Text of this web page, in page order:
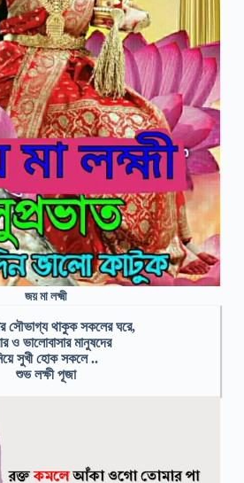
জয় মা লক্ষ্মী
সৌভাগ্য থাকুক সকলের ঘরে,
ও ভালোবাসার মানুষদের
সুখী হোক সকলে ..
শুভ লক্ষী পূজা